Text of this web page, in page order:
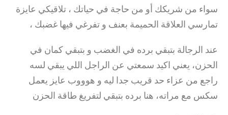
سواء من شريكك أو من حاجة في حياتك ، تلاقيكي عايزة
تمارسي العلاقة الحميمة بعنف و تفرغي فيها غضبك ،
عند الرجالة بتبقي برده في الغضب و بتبقي كمان في
الحزن، يعني اكيد سمعتي عن الراجل اللي يبقي لسه
راجع من عزاء حد قريب جدا ليه و هوووب عايز يعمل
سكس مع مراته، هنا برده بتبقي لتفريغ طاقة الحزن